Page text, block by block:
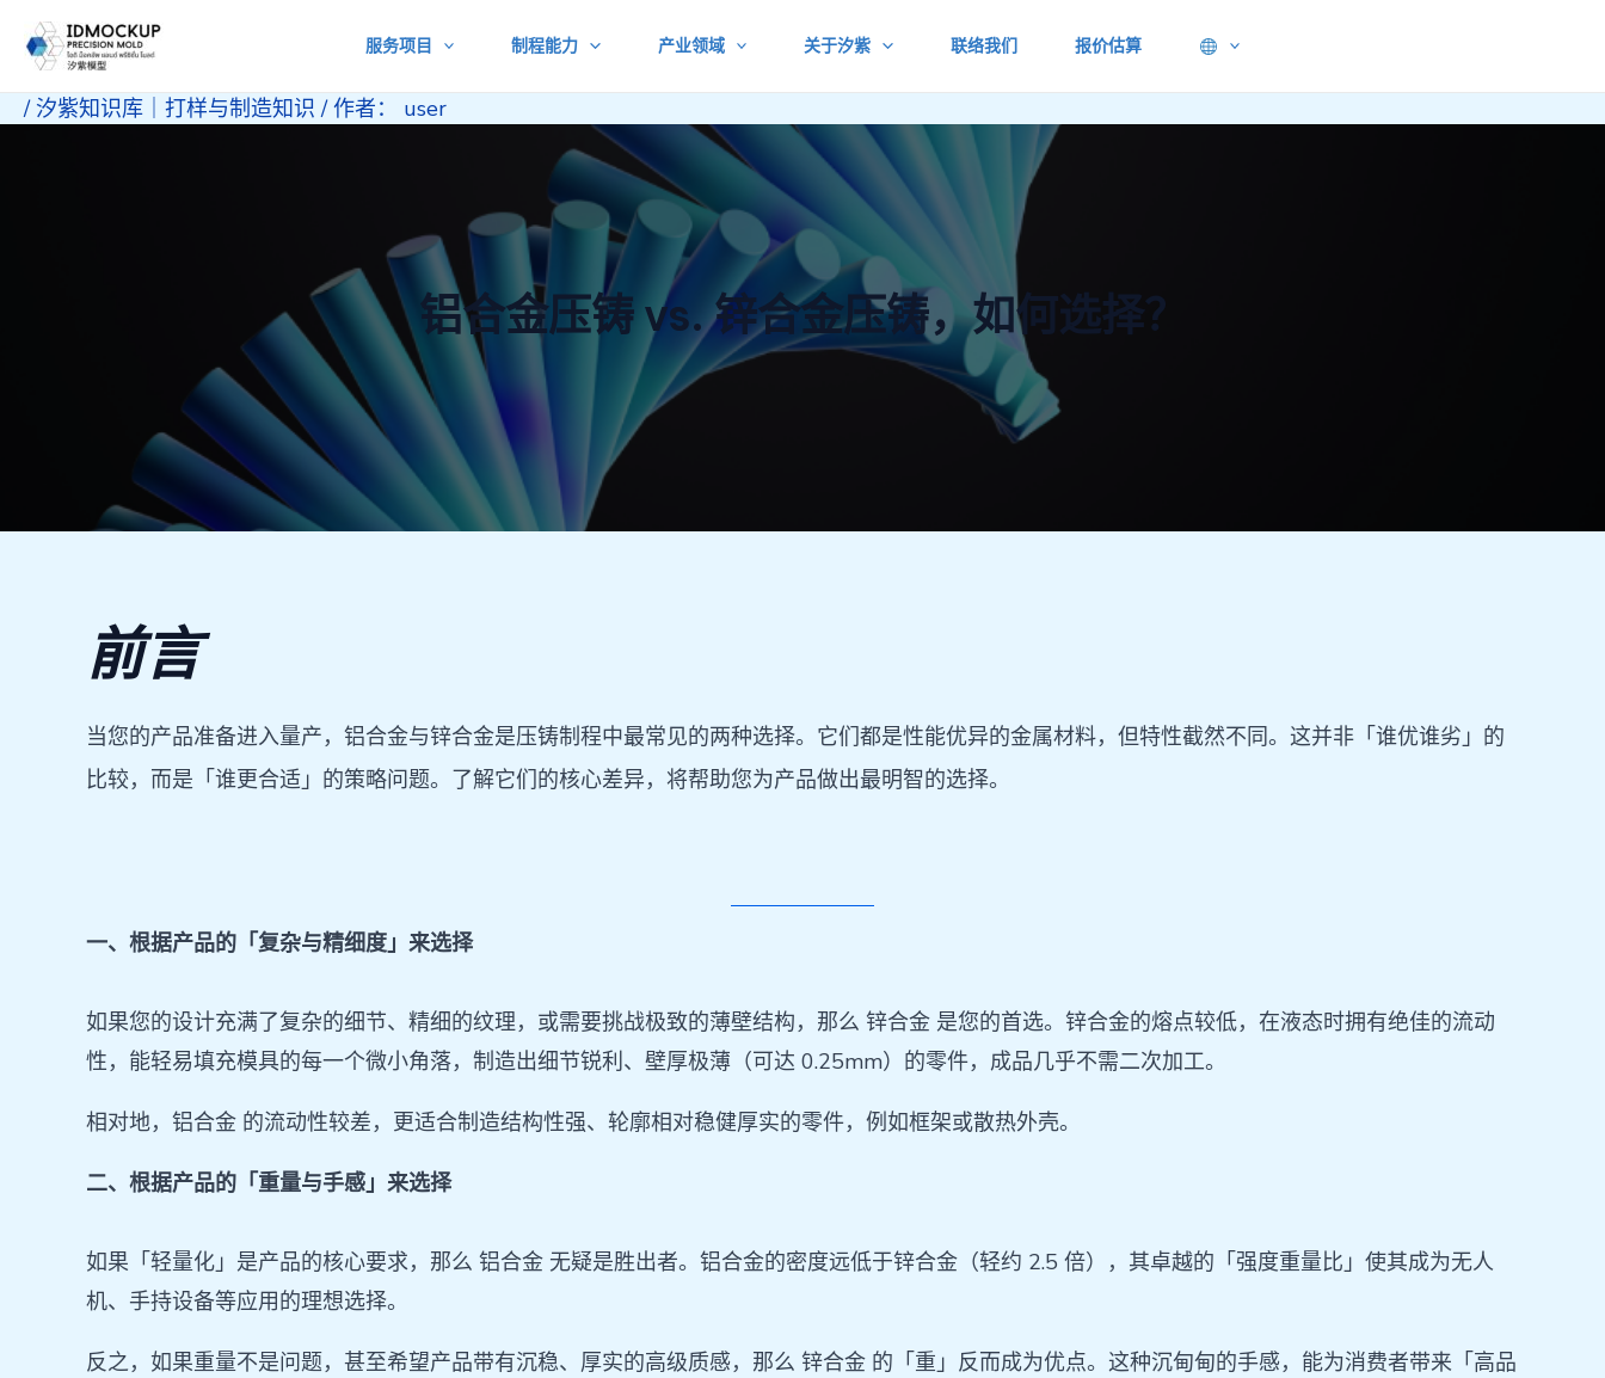
内
服务项目 制程能力 产业领域 关于汐紫 联络我们 报价估算
/汐紫知识库｜打样与制造知识 / 作者： user
铝合金压铸 vs. 锌合金压铸，如何选择？
前言
当您的产品准备进入量产，铝合金与锌合金是压铸制程中最常见的两种选择。它们都是性能优异的金属材料，但特性截然不同。这并非「谁优谁劣」的
比较，而是「谁更合适」的策略问题。了解它们的核心差异，将帮助您为产品做出最明智的选择。
一、根据产品的「复杂与精细度」来选择
如果您的设计充满了复杂的细节、精细的纹理，或需要挑战极致的薄壁结构，那么 锌合金 是您的首选。锌合金的熔点较低，在液态时拥有绝佳的流动
性，能轻易填充模具的每一个微小角落，制造出细节锐利、壁厚极薄（可达 0.25mm）的零件，成品几乎不需二次加工。
相对地，铝合金 的流动性较差，更适合制造结构性强、轮廓相对稳健厚实的零件，例如框架或散热外壳。
二、根据产品的「重量与手感」来选择
如果「轻量化」是产品的核心要求，那么 铝合金 无疑是胜出者。铝合金的密度远低于锌合金（轻约 2.5 倍），其卓越的「强度重量比」使其成为无人
机、手持设备等应用的理想选择。
反之，如果重量不是问题，甚至希望产品带有沉稳、厚实的高级质感，那么 锌合金 的「重」反而成为优点。这种沉甸甸的手感，能为消费者带来「高品